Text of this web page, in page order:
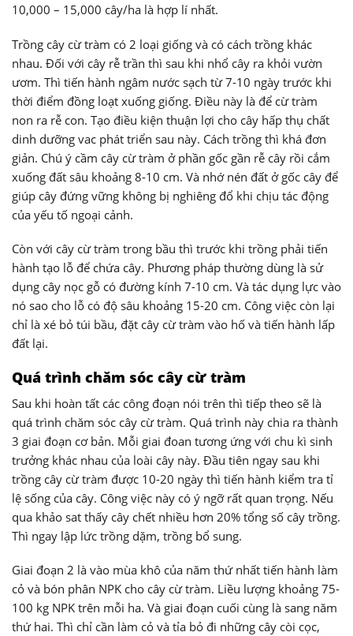
10,000 – 15,000 cây/ha là hợp lí nhất.
Trồng cây cừ tràm có 2 loại giống và có cách trồng khác
nhau. Đối với cây rễ trần thì sau khi nhổ cây ra khỏi vườn
ươm. Thì tiến hành ngâm nước sạch từ 7-10 ngày trước khi
thời điểm đồng loạt xuống giống. Điều này là để cừ tràm
non ra rễ con. Tạo điều kiện thuận lợi cho cây hấp thụ chất
dinh dưỡng vac phát triển sau này. Cách trồng thì khá đơn
giản. Chú ý cầm cây cừ tràm ở phần gốc gần rễ cây rồi cắm
xuống đất sâu khoảng 8-10 cm. Và nhớ nén đất ở gốc cây để
giúp cây đứng vững không bị nghiêng đổ khi chịu tác động
của yếu tố ngoại cảnh.
Còn với cây cừ tràm trong bầu thì trước khi trồng phải tiến
hành tạo lỗ để chứa cây. Phương pháp thường dùng là sử
dụng cây nọc gỗ có đường kính 7-10 cm. Và tác dụng lực vào
nó sao cho lỗ có độ sâu khoảng 15-20 cm. Công việc còn lại
chỉ là xé bỏ túi bầu, đặt cây cừ tràm vào hố và tiến hành lấp
đất lại.
Quá trình chăm sóc cây cừ tràm
Sau khi hoàn tất các công đoạn nói trên thì tiếp theo sẽ là
quá trình chăm sóc cây cừ tràm. Quá trình này chia ra thành
3 giai đoạn cơ bản. Mỗi giai đoan tương ứng với chu kì sinh
trưởng khác nhau của loài cây này. Đầu tiên ngay sau khi
trồng cây cừ tràm được 10-20 ngày thì tiến hành kiểm tra tỉ
lệ sống của cây. Công việc này có ý ngỡ rất quan trọng. Nếu
qua khảo sat thấy cây chết nhiều hơn 20% tổng số cây trồng.
Thì ngay lập lức trồng dặm, trồng bổ sung.
Giai đoạn 2 là vào mùa khô của năm thứ nhất tiến hành làm
cỏ và bón phân NPK cho cây cừ tràm. Liều lượng khoảng 75-
100 kg NPK trên mỗi ha. Và giai đoạn cuối cùng là sang năm
thứ hai. Thì chỉ cần làm cỏ và tỉa bỏ đi những cây còi cọc,